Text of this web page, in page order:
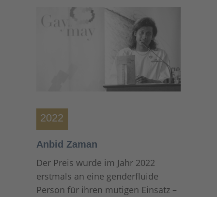
2022
Anbid Zaman
Der Preis wurde im Jahr 2022
erstmals an eine genderfluide
Person für ihren mutigen Einsatz –